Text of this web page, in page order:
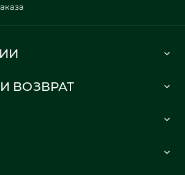
обработки персональных данных
ВОЗВРАТ